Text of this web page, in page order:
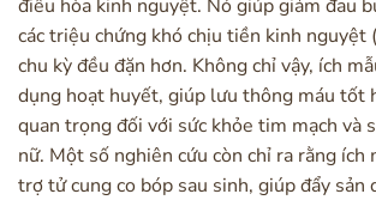
điều hòa kinh nguyệt. Nó giúp giảm đau
các triệu chứng khó chịu tiền kinh nguyệt
chu kỳ đều đặn hơn. Không chỉ vậy, ích
dụng hoạt huyết, giúp lưu thông máu tốt
quan trọng đối với sức khỏe tim mạch và
nữ. Một số nghiên cứu còn chỉ ra rằng ích
trợ tử cung co bóp sau sinh, giúp đẩy sản